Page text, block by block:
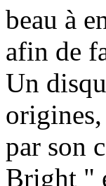
beau à
afin de
Un
par son
Bright "